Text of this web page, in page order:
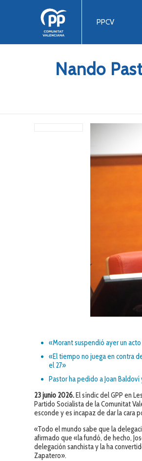
PPCV
Nando
«Morant suspendió ayer un
«El tiempo no juega en contra
el 27»
Pastor ha pedido a Joan
23 junio 2026. El síndic del GPP en
Partido Socialista de la Comunitat
esconde y es incapaz de dar la cara
«Todo el mundo sabe que la
afirmado que «la fundó, de hecho,
delegación sanchista y la ha
Zapatero».